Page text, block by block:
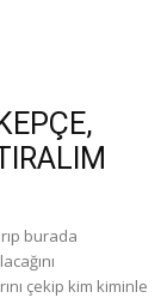
burada
çekip kim kiminle